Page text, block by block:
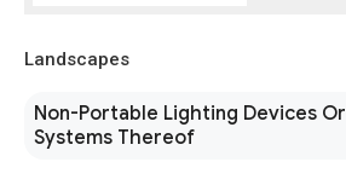
Landscapes
Non-Portable Lighting Devices Or
Systems Thereof